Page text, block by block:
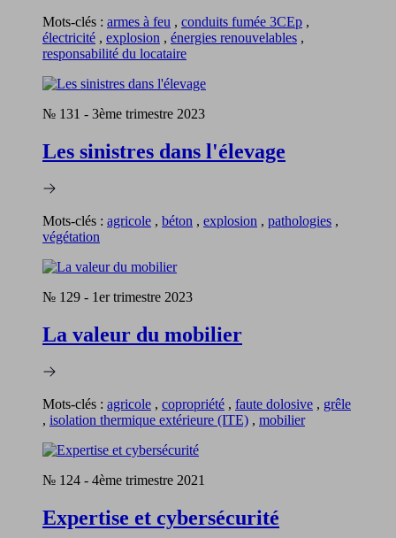
Mots-clés : armes à feu , conduits fumée 3CEp ,
électricité , explosion , énergies renouvelables ,
responsabilité du locataire
№ 131 - 3ème trimestre 2023
Les sinistres dans l'élevage
Mots-clés : agricole , béton , explosion , pathologies ,
végétation
№ 129 - 1er trimestre 2023
La valeur du mobilier
Mots-clés : agricole , copropriété , faute dolosive , grêle
, isolation thermique extérieure (ITE) , mobilier
№ 124 - 4ème trimestre 2021
Expertise et cybersécurité